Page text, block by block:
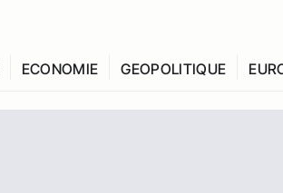
ECONOMIE GEOPOLITIQUE